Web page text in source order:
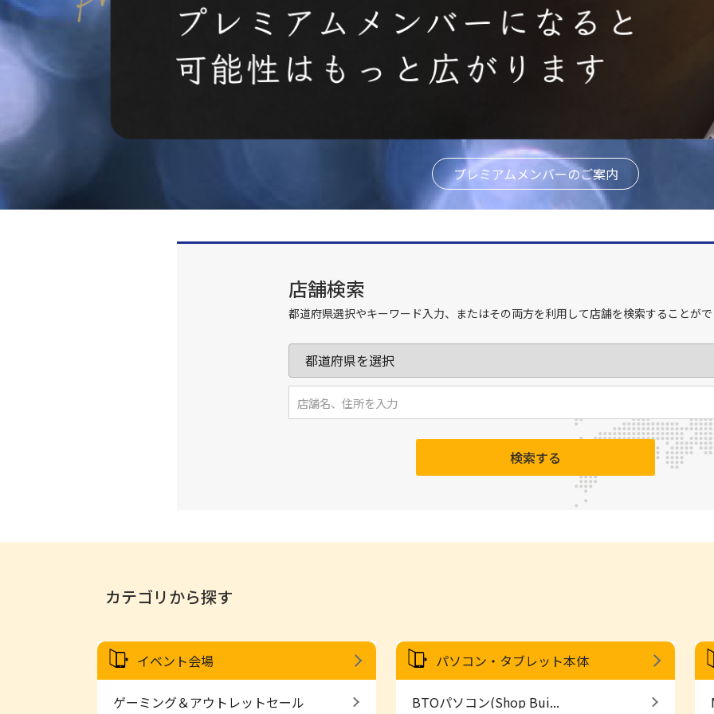
プレミアムメンバーのご案内
店舗検索
都道府県選択やキーワード入力、またはその両方を利用して店舗を検索することが
検索する
カテゴリから探す
イベント会場
ゲーミング＆アウトレットセール
パソコン・タブレット本体
BTOパソコン(Shop Bui...